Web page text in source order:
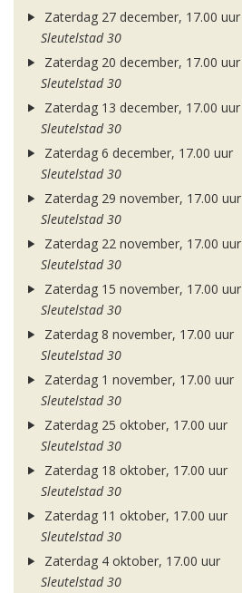
Zaterdag 27 december, 17.00 uur
Sleutelstad 30
Zaterdag 20 december, 17.00 uur
Sleutelstad 30
Zaterdag 13 december, 17.00 uur
Sleutelstad 30
Zaterdag 6 december, 17.00 uur
Sleutelstad 30
Zaterdag 29 november, 17.00 uur
Sleutelstad 30
Zaterdag 22 november, 17.00 uur
Sleutelstad 30
Zaterdag 15 november, 17.00 uur
Sleutelstad 30
Zaterdag 8 november, 17.00 uur
Sleutelstad 30
Zaterdag 1 november, 17.00 uur
Sleutelstad 30
Zaterdag 25 oktober, 17.00 uur
Sleutelstad 30
Zaterdag 18 oktober, 17.00 uur
Sleutelstad 30
Zaterdag 11 oktober, 17.00 uur
Sleutelstad 30
Zaterdag 4 oktober, 17.00 uur
Sleutelstad 30